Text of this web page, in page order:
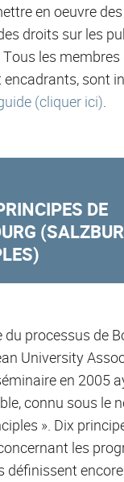
en oeuvre
droits sur les
les membres
sont
(cliquer ici).
DE
du processus de
University
en 2005
connu sous le
». Dix
les
définissent